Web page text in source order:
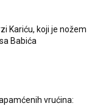
Kariću, koji je nožem
Babića
vrućina: